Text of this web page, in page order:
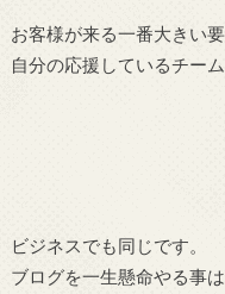
お客様が来る一番大きい
自分の応援しているチー
ビジネスでも同じです。
ブログを一生懸命やる事